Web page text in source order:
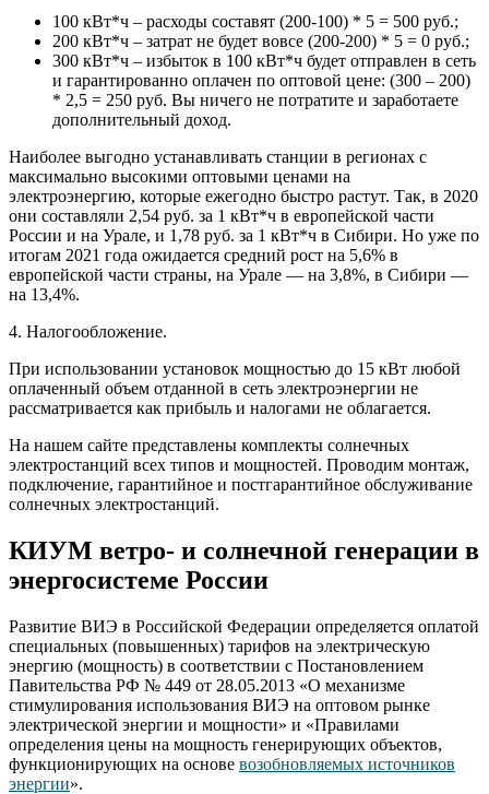
100 кВт*ч – расходы составят (200-100) * 5 = 500 руб.;
200 кВт*ч – затрат не будет вовсе (200-200) * 5 = 0 руб.;
300 кВт*ч – избыток в 100 кВт*ч будет отправлен в сеть
и гарантированно оплачен по оптовой цене: (300 – 200)
* 2,5 = 250 руб. Вы ничего не потратите и заработаете
дополнительный доход.
Наиболее выгодно устанавливать станции в регионах с
максимально высокими оптовыми ценами на
электроэнергию, которые ежегодно быстро растут. Так, в 2020
они составляли 2,54 руб. за 1 кВт*ч в европейской части
России и на Урале, и 1,78 руб. за 1 кВт*ч в Сибири. Но уже по
итогам 2021 года ожидается средний рост на 5,6% в
европейской части страны, на Урале — на 3,8%, в Сибири —
на 13,4%.
4. Налогообложение.
При использовании установок мощностью до 15 кВт любой
оплаченный объем отданной в сеть электроэнергии не
рассматривается как прибыль и налогами не облагается.
На нашем сайте представлены комплекты солнечных
электростанций всех типов и мощностей. Проводим монтаж,
подключение, гарантийное и постгарантийное обслуживание
солнечных электростанций.
КИУМ ветро- и солнечной генерации в
энергосистеме России
Развитие ВИЭ в Российской Федерации определяется оплатой
специальных (повышенных) тарифов на электрическую
энергию (мощность) в соответствии с Постановлением
Павительства РФ № 449 от 28.05.2013 «О механизме
стимулирования использования ВИЭ на оптовом рынке
электрической энергии и мощности» и «Правилами
определения цены на мощность генерирующих объектов,
функционирующих на основе возобновляемых источников
энергии».